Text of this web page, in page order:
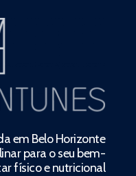
em Belo Horizonte
para o seu bem-
físico e nutricional